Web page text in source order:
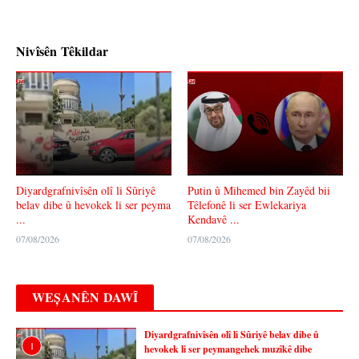
Nivîsên Têkildar
Diyardgrafnivîsên olî li Sûriyê
belav dibe û hevokek li ser peyma
...
07/08/2026
Putin û Mihemed bin Zayêd bii
Têlefonê li ser Ewlekariya
Kendavê ...
07/08/2026
WEȘANÊN DAWÎ
1
Diyardgrafnivîsên olî li Sûriyê belav dibe û
hevokek li ser peymangehek muzîkê dibe